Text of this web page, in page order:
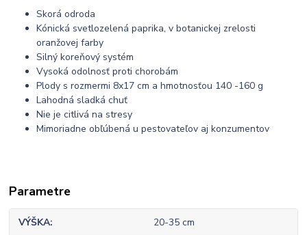
Skorá odroda
Kónická svetlozelená paprika, v botanickej zrelosti
oranžovej farby
Silný koreňový systém
Vysoká odolnosť proti chorobám
Plody s rozmermi 8x17 cm a hmotnosťou 140 -160 g
Lahodná sladká chuť
Nie je citlivá na stresy
Mimoriadne obľúbená u pestovateľov aj konzumentov
Parametre
VÝŠKA 20-35 cm